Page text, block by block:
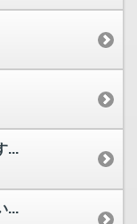
...
...